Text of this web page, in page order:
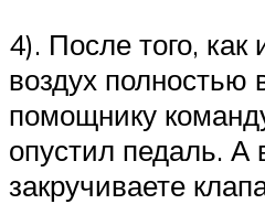
4). После того, как
воздух полностью
помощнику
опустил педаль. А
закручиваете